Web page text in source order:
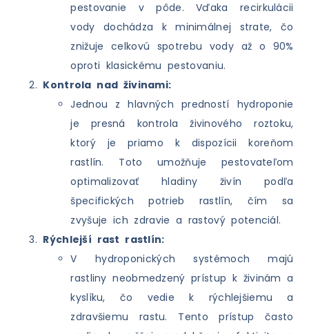
pestovanie v pôde. Vďaka recirkulácii
vody dochádza k minimálnej strate, čo
znižuje celkovú spotrebu vody až o 90%
oproti klasickému pestovaniu.
Kontrola nad živinami:
Jednou z hlavných predností hydroponie
je presná kontrola živinového roztoku,
ktorý je priamo k dispozícii koreňom
rastlín. Toto umožňuje pestovateľom
optimalizovať hladiny živín podľa
špecifických potrieb rastlín, čím sa
zvyšuje ich zdravie a rastový potenciál.
Rýchlejší rast rastlín:
V hydroponických systémoch majú
rastliny neobmedzený prístup k živinám a
kyslíku, čo vedie k rýchlejšiemu a
zdravšiemu rastu. Tento prístup často